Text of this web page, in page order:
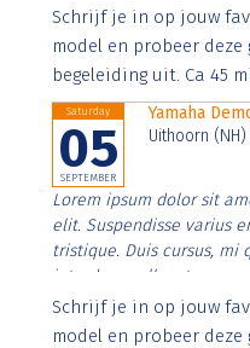
Aenean faucibus nibh et
imperdiet. Nunc ut sem
Schrijf je in op jouw
model en probeer
begeleiding uit. Ca 45
Saturday
05
SEPTEMBER
Yamaha
Uithoorn (NH)
Lorem ipsum dolor sit
elit. Suspendisse varius
tristique. Duis cursus, mi
interdum nulla, ut
Aenean faucibus nibh et
imperdiet. Nunc ut sem
Schrijf je in op jouw
model en probeer